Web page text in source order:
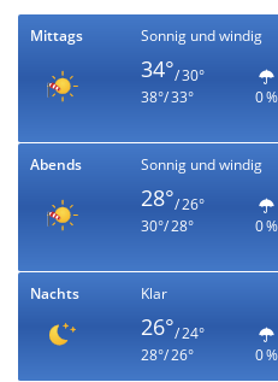
Mittags Sonnig und windig
34°/ 30°
38°/ 33°
0 %
Abends Sonnig und windig
28°/ 26°
30°/ 28°
0 %
Nachts Klar
26°/ 24°
28°/ 26°
0 %